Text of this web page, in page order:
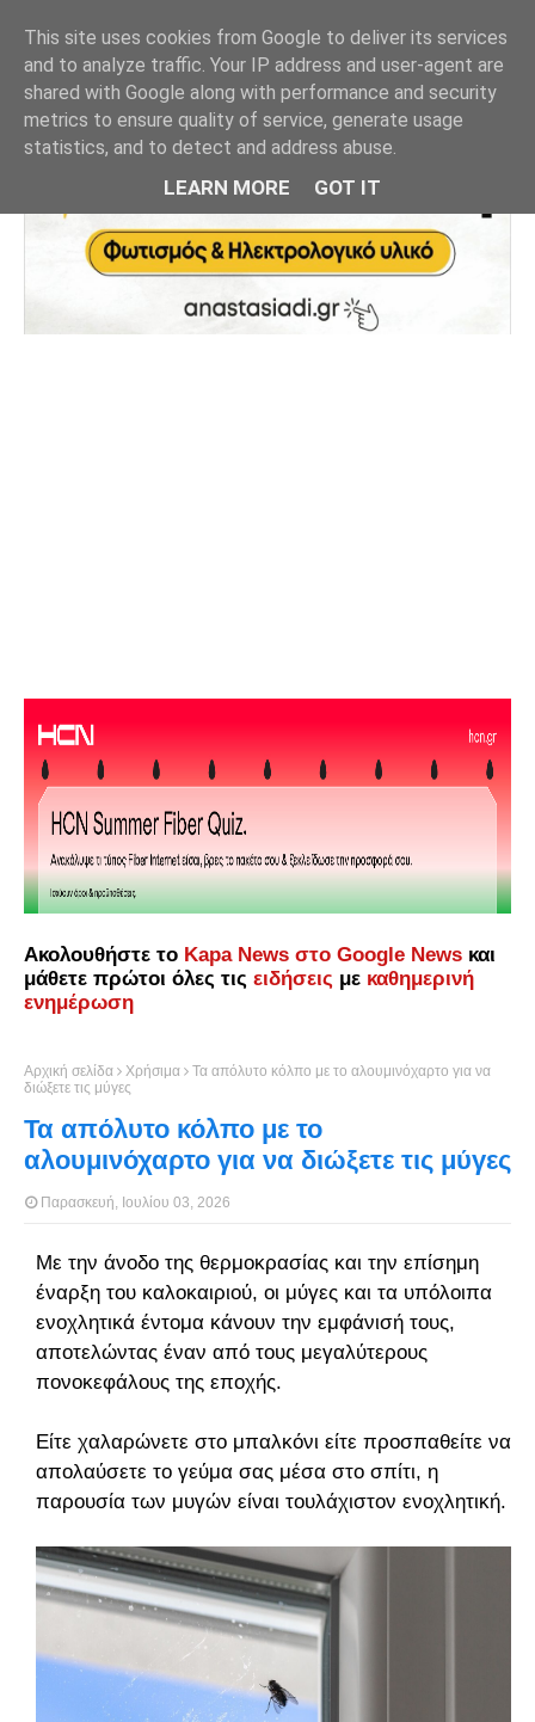
Ακολουθήστε το Kapa News στο Google News και
μάθετε πρώτοι όλες τις ειδήσεις με καθημερινή
ενημέρωση
Αρχική σελίδα Χρήσιμα
Τα απόλυτο κόλπο με το αλουμινόχαρτο για να
διώξετε τις μύγες
Τα απόλυτο κόλπο με το
αλουμινόχαρτο για να διώξετε τις μύγες
Παρασκευή, Ιουλίου 03, 2026
Με την άνοδο της θερμοκρασίας και την επίσημη
έναρξη του καλοκαιριού, οι μύγες και τα υπόλοιπα
ενοχλητικά έντομα κάνουν την εμφάνισή τους,
αποτελώντας έναν από τους μεγαλύτερους
πονοκεφάλους της εποχής.
Είτε χαλαρώνετε στο μπαλκόνι είτε προσπαθείτε να
απολαύσετε το γεύμα σας μέσα στο σπίτι, η
παρουσία των μυγών είναι τουλάχιστον ενοχλητική.
This site uses cookies from Google to deliver its services
and to analyze traffic. Your IP address and user-agent are
shared with Google along with performance and security
metrics to ensure quality of service, generate usage
statistics, and to detect and address abuse.
LEARN MORE GOT IT